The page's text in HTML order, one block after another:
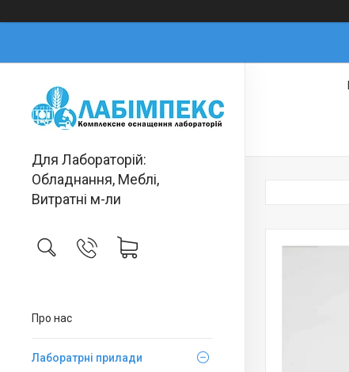
Для Лабораторій:
Обладнання, Меблі,
Витратні м-ли
Про нас
Лаборатрні прилади